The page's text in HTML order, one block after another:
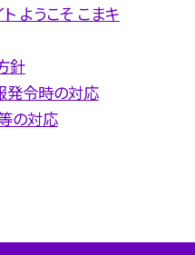
ようこそ こまキ
針
発令時の対応
の対応